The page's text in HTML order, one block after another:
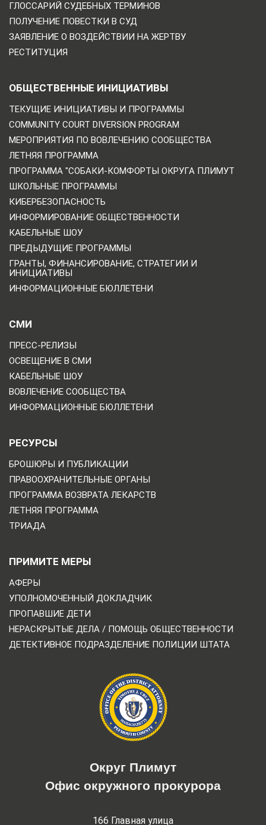
ГЛОССАРИЙ СУДЕБНЫХ ТЕРМИНОВ
ПОЛУЧЕНИЕ ПОВЕСТКИ В СУД
ЗАЯВЛЕНИЕ О ВОЗДЕЙСТВИИ НА ЖЕРТВУ
РЕСТИТУЦИЯ
ОБЩЕСТВЕННЫЕ ИНИЦИАТИВЫ
ТЕКУЩИЕ ИНИЦИАТИВЫ И ПРОГРАММЫ
COMMUNITY COURT DIVERSION PROGRAM
МЕРОПРИЯТИЯ ПО ВОВЛЕЧЕНИЮ СООБЩЕСТВА
ЛЕТНЯЯ ПРОГРАММА
ПРОГРАММА "СОБАКИ-КОМФОРТЫ ОКРУГА ПЛИМУТ
ШКОЛЬНЫЕ ПРОГРАММЫ
КИБЕРБЕЗОПАСНОСТЬ
ИНФОРМИРОВАНИЕ ОБЩЕСТВЕННОСТИ
КАБЕЛЬНЫЕ ШОУ
ПРЕДЫДУЩИЕ ПРОГРАММЫ
ГРАНТЫ, ФИНАНСИРОВАНИЕ, СТРАТЕГИИ И
ИНИЦИАТИВЫ
ИНФОРМАЦИОННЫЕ БЮЛЛЕТЕНИ
СМИ
ПРЕСС-РЕЛИЗЫ
ОСВЕЩЕНИЕ В СМИ
КАБЕЛЬНЫЕ ШОУ
ВОВЛЕЧЕНИЕ СООБЩЕСТВА
ИНФОРМАЦИОННЫЕ БЮЛЛЕТЕНИ
РЕСУРСЫ
БРОШЮРЫ И ПУБЛИКАЦИИ
ПРАВООХРАНИТЕЛЬНЫЕ ОРГАНЫ
ПРОГРАММА ВОЗВРАТА ЛЕКАРСТВ
ЛЕТНЯЯ ПРОГРАММА
ТРИАДА
ПРИМИТЕ МЕРЫ
АФЕРЫ
УПОЛНОМОЧЕННЫЙ ДОКЛАДЧИК
ПРОПАВШИЕ ДЕТИ
НЕРАСКРЫТЫЕ ДЕЛА / ПОМОЩЬ ОБЩЕСТВЕННОСТИ
ДЕТЕКТИВНОЕ ПОДРАЗДЕЛЕНИЕ ПОЛИЦИИ ШТАТА
Округ Плимут
Офис окружного прокурора
166 Главная улица